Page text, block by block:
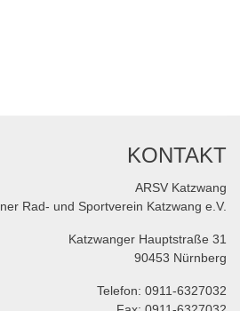
KONTAKT
ARSV Katzwang
Rad- und Sportverein Katzwang e.V.
Katzwanger Hauptstraße 31
90453 Nürnberg
Telefon: 0911-6327032